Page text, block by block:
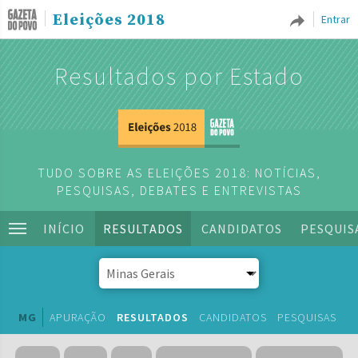
Entrar
Eleições 2018
Resultados por Estado
TUDO SOBRE AS ELEIÇÕES 2018: NOTÍCIAS,
PESQUISAS, DEBATES E ENTREVISTAS
INÍCIO RESULTADOS CANDIDATOS
MG APURAÇÃO RESULTADOS CANDIDATOS PESQUISAS